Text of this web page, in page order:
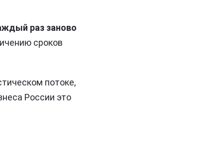
раз заново
сроков
потоке,
России это